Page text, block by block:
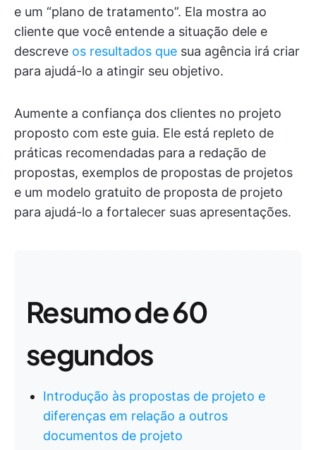
e um “plano de tratamento”. Ela mostra ao
cliente que você entende a situação dele e
descreve os resultados que sua agência irá criar
para ajudá-lo a atingir seu objetivo.
Aumente a confiança dos clientes no projeto
proposto com este guia. Ele está repleto de
práticas recomendadas para a redação de
propostas, exemplos de propostas de projetos
e um modelo gratuito de proposta de projeto
para ajudá-lo a fortalecer suas apresentações.
Resumo de 60
segundos
Introdução às propostas de projeto e
diferenças em relação a outros
documentos de projeto